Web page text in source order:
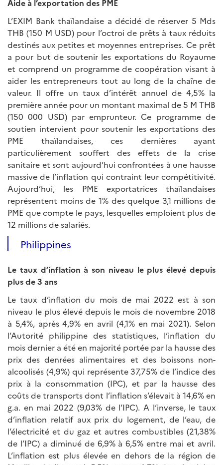
Aide à l’exportation des PME
L’EXIM Bank thaïlandaise a décidé de réserver 5 Mds
THB (150 M USD) pour l’octroi de prêts à taux réduits
destinés aux petites et moyennes entreprises. Ce prêt
a pour but de soutenir les exportations du Royaume
et comprend un programme de coopération visant à
aider les entrepreneurs tout au long de la chaîne de
valeur. Il offre un taux d’intérêt annuel de 4,5% la
première année pour un montant maximal de 5 M THB
(150 000 USD) par emprunteur. Ce programme de
soutien intervient pour soutenir les exportations des
PME thaïlandaises, ces dernières ayant
particulièrement souffert des effets de la crise
sanitaire et sont aujourd’hui confrontées à une hausse
massive de l’inflation qui contraint leur compétitivité.
Aujourd’hui, les PME exportatrices thaïlandaises
représentent moins de 1% des quelque 3,1 millions de
PME que compte le pays, lesquelles emploient plus de
12 millions de salariés.
Philippines
Le taux d’inflation à son niveau le plus élevé depuis
plus de 3 ans
Le taux d’inflation du mois de mai 2022 est à son
niveau le plus élevé depuis le mois de novembre 2018
à 5,4%, après 4,9% en avril (4,1% en mai 2021). Selon
l’Autorité philippine des statistiques, l’inflation du
mois dernier a été en majorité portée par la hausse des
prix des denrées alimentaires et des boissons non-
alcoolisés (4,9%) qui représente 37,75% de l’indice des
prix à la consommation (IPC), et par la hausse des
coûts de transports dont l’inflation s’élevait à 14,6% en
g.a. en mai 2022 (9,03% de l’IPC). A l’inverse, le taux
d’inflation relatif aux prix du logement, de l’eau, de
l’électricité et du gaz et autres combustibles (21,38%
de l’IPC) a diminué de 6,9% à 6,5% entre mai et avril.
L’inflation est plus élevée en dehors de la région de